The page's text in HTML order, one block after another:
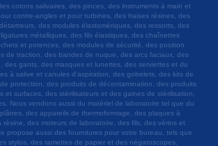
cotons salivaires, des pinces, des instruments à main et
contre-angles et pour turbines, des fraises résines, des
des modules élastomériques, des ressorts, des
métalliques, des fils élastiques, des chaînettes
et potences, des modules de sécurité, des position
de traction, des bandes de nuque, des arcs faciaux, des
des gants, des masques et lunettes, des serviettes et du
à salive et canules d'aspiration, des gobelets, des kits de
protection, des produits de décontamination, des produits
et surfaces, des stérilisateurs et des gaines de stérilisation,
Nous vendons aussi du matériel de laboratoire tel que du
des appareils de thermoformage, des plaques à
résine, des moteurs de laboratoire, des fils, des vérins et
propose aussi des fournitures pour votre bureau, tels que
stylos, des ramettes de papier et des négatoscopes.